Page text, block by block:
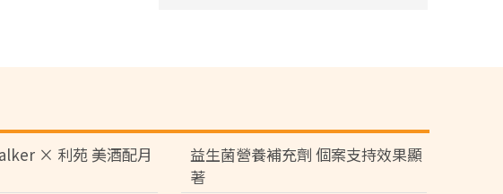
× 利苑 美酒配月
益生菌營養補充劑 個案支持效果顯
著